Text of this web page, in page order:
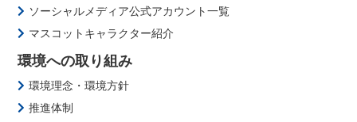
ソーシャルメディア公式アカウント一覧
マスコットキャラクター紹介
環境への取り組み
環境理念・環境方針
推進体制